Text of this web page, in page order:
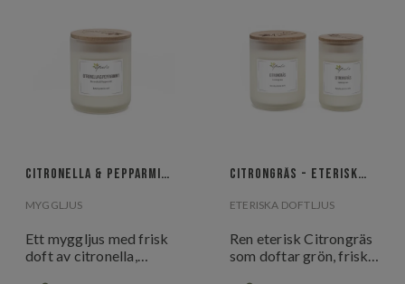
Citronella & Pepparmint
MYGGLJUS
Ett myggljus med frisk
doft av citronella,
Citrongräs - Eterisk
ETERISKA DOFTLJUS
Ren eterisk Citrongräs
som doftar grön, frisk